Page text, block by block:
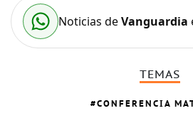
Noticias deVanguardia
TEMAS
CONFERENCIA